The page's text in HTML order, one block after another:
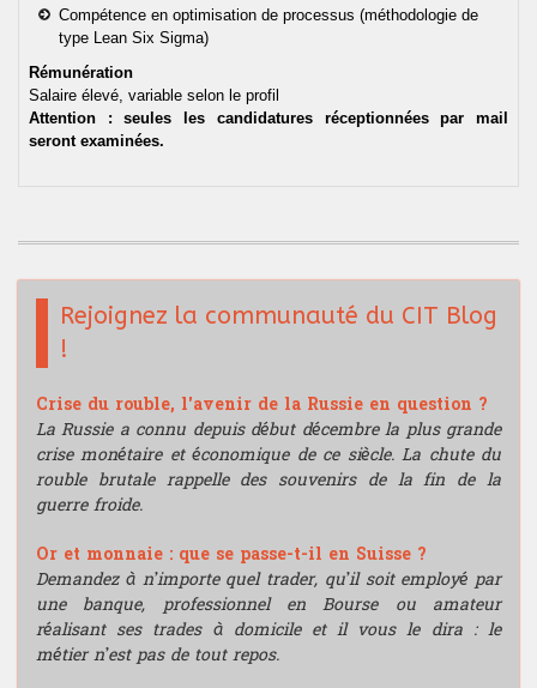
pour le choix du lieu et de la date
de passage.
Mathématiques
Mathématiques financières
TRADING
Choix sous-jacent
Gestion du risque
Money management
Gestion du stress
Analyse technique
Les connaissances théoriques et
l'expérience du trading acquises à
l'issue de cette formation
ouvrent les portes à différentes
carrières dans les métiers de la
finance de marché.
Compétence en optimisation de processus (méthodologie de
type Lean Six Sigma)
Rémunération
Salaire élevé, variable selon le profil
Attention : seules les candidatures réceptionnées par mail
seront examinées.
Rejoignez la communauté du CIT Blog
!
Crise du rouble, l'avenir de la Russie en question ?
La Russie a connu depuis début décembre la plus grande
crise monétaire et économique de ce siècle. La chute du
rouble brutale rappelle des souvenirs de la fin de la
guerre froide.
Or et monnaie : que se passe-t-il en Suisse ?
Demandez à n’importe quel trader, qu’il soit employé par
une banque, professionnel en Bourse ou amateur
réalisant ses trades à domicile et il vous le dira : le
métier n’est pas de tout repos.